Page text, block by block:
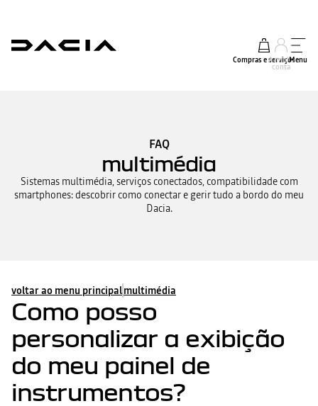
Compras e serviços
A minha
conta
Menu
FAQ
multimédia
Sistemas multimédia, serviços conectados, compatibilidade com
smartphones: descobrir como conectar e gerir tudo a bordo do meu
Dacia.
voltar ao menu principalmultimédia
Como posso
personalizar a exibição
do meu painel de
instrumentos?